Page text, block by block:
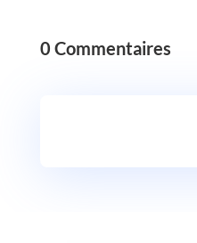
0 Commentaires